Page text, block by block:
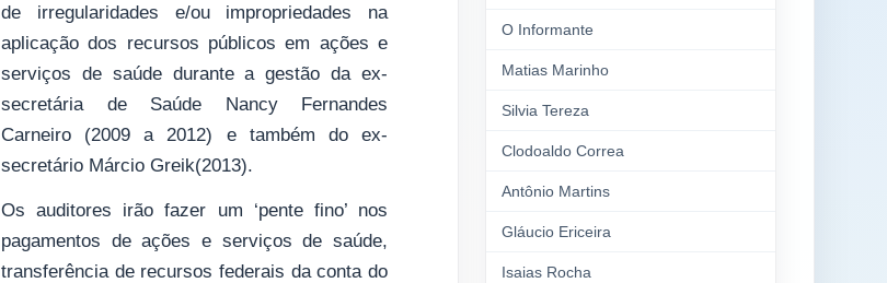
de irregularidades e/ou impropriedades na
aplicação dos recursos públicos em ações e
serviços de saúde durante a gestão da ex-
secretária de Saúde Nancy Fernandes
Carneiro (2009 a 2012) e também do ex-
secretário Márcio Greik(2013).
Os auditores irão fazer um ‘pente fino’ nos
pagamentos de ações e serviços de saúde,
transferência de recursos federais da conta do
O Informante
Matias Marinho
Silvia Tereza
Clodoaldo Correa
Antônio Martins
Gláucio Ericeira
Isaias Rocha